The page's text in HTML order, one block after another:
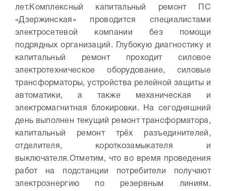
лет. Комплексный капитальный ремонт ПС
«Дзержинская» проводится специалистами
электросетевой компании без помощи
подрядных организаций. Глубокую диагностику и
капитальный ремонт проходит силовое
электротехническое оборудование, силовые
трансформаторы, устройства релейной защиты и
автоматики, а также механическая и
электромагнитная блокировки. На сегодняшний
день выполнен текущий ремонт трансформатора,
капитальный ремонт трёх разъединителей,
отделителя, короткозамыкателя и
выключателя.Отметим, что во время проведения
работ на подстанции потребители получают
электроэнергию по резервным линиям.